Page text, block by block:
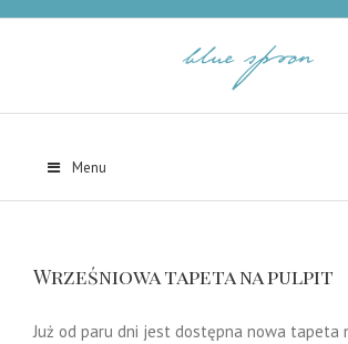
Menu
Wrześniowa tapeta na pulpit
Już od paru dni jest dostępna nowa tapeta